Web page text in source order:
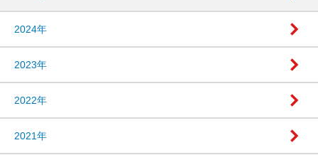
2024年
2023年
2022年
2021年